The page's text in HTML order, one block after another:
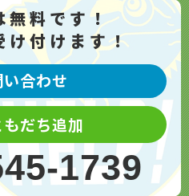
無料です！
け付けます！
合わせ
だち追加
1739